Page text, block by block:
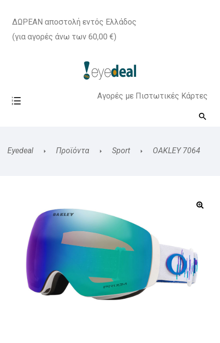
ΔΩΡΕΑΝ αποστολή εντός Ελλάδος
(για αγορές άνω των 60,00 €)
Αγορές με Πιστωτικές Κάρτες
Eyedeal Προϊόντα Sport OAKLEY 7064